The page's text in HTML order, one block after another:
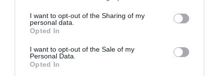
I want to opt-out of the Sharing of my
personal data.
Opted In
I want to opt-out of the Sale of my
Personal Data.
Opted In